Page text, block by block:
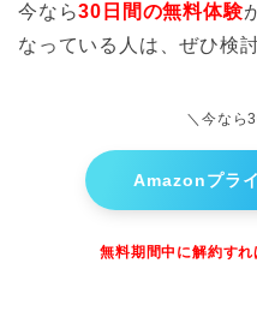
今なら30日間の無料体験
なっている人は、ぜひ検
＼今なら
Amazonプラ
無料期間中に解約す